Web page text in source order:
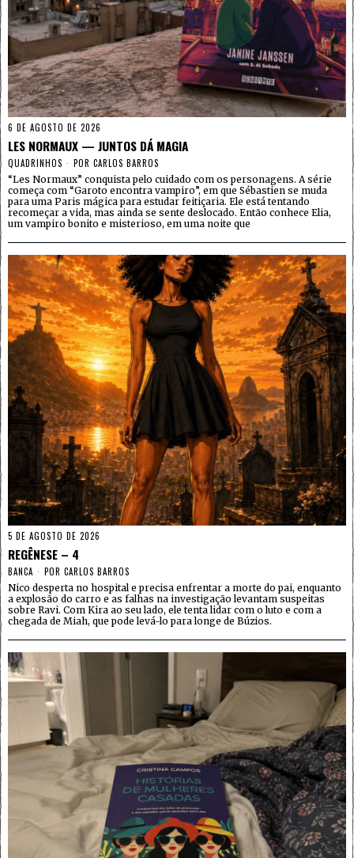
6 DE AGOSTO DE 2026
LES NORMAUX — JUNTOS DÁ MAGIA
QUADRINHOS POR CARLOS BARROS
“Les Normaux” conquista pelo cuidado com os personagens. A série
começa com “Garoto encontra vampiro”, em que Sébastien se muda
para uma Paris mágica para estudar feitiçaria. Ele está tentando
recomeçar a vida, mas ainda se sente deslocado. Então conhece Elia,
um vampiro bonito e misterioso, em uma noite que
5 DE AGOSTO DE 2026
REGÊNESE – 4
BANCA POR CARLOS BARROS
Nico desperta no hospital e precisa enfrentar a morte do pai, enquanto
a explosão do carro e as falhas na investigação levantam suspeitas
sobre Ravi. Com Kira ao seu lado, ele tenta lidar com o luto e com a
chegada de Miah, que pode levá-lo para longe de Búzios.